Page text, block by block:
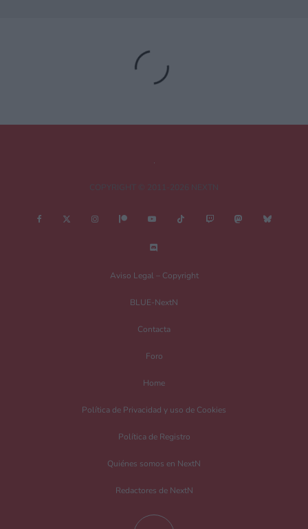
Tu dirección de correo electrónico no será publicada.
obligatorios están marcados con*
Guarda mi nombre, correo electrónico y web en este navegador para la
Recibir un correo electrónico con cada nueva entrada.
Aviso Legal – Copyright
BLUE-NextN
Contacta
Foro
Home
Política de Privacidad y uso de Cookies
Política de Registro
Quiénes somos en NextN
Redactores de NextN